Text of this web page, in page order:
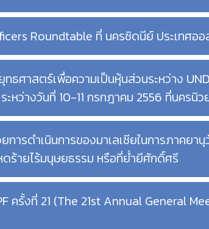
Roundtable ที่ นครซิดนีย์ ประเทศอ
ธศาสตร์เพื่อความเป็นหุ้นส่วนระหว่าง
หว่างวันที่ 10-11 กรกฎาคม 2556 ที่นครนิว
การดำเนินการของมาเลเซียในการภาคย
ร้ายไร้มนุษยธรรม หรือที่ย่ำยีศักดิ์ศรี
ครั้งที่ 21 (The 21st Annual General